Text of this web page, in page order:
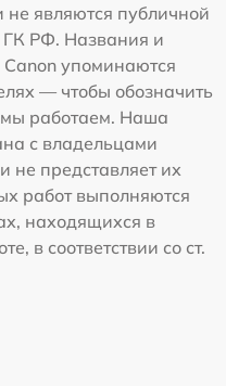
являются публичной
ГК РФ. Названия и
упоминаются
— чтобы обозначить
мы работаем. Наша
с владельцами
не представляет их
работ выполняются
находящихся в
в соответствии со ст.